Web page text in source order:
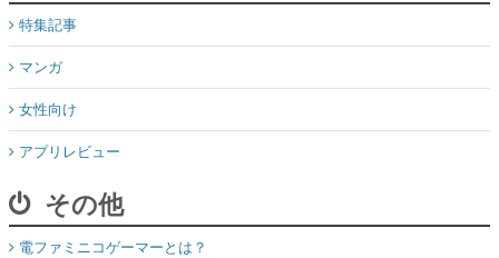
特集記事
マンガ
女性向け
アプリレビュー
その他
電ファミニコゲーマーとは？